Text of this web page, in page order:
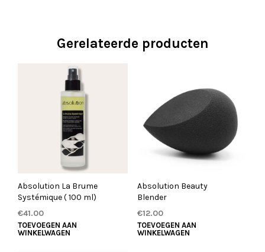
Gerelateerde producten
Absolution La Brume
Systémique ( 100 ml)
€41.00
TOEVOEGEN AAN
WINKELWAGEN
Absolution Beauty
Blender
€12.00
TOEVOEGEN AAN
WINKELWAGEN